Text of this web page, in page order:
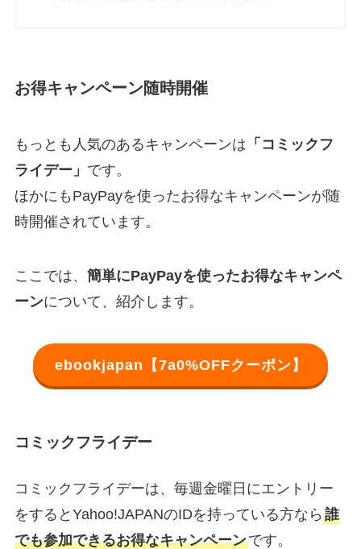
お得キャンペーン随時開催
もっとも人気のあるキャンペーンは 「コミックフ
ライデー」 です。
ほかにもPayPayを使ったお得なキャンペーンが随
時開催されています。
ここでは、 簡単にPayPayを使ったお得なキャンペ
ーンについて、紹介します。
ebookjapan【7a0%OFFクーポン】
コミックフライデー
コミックフライデーは、毎週金曜日にエントリー
をするとYahoo!JAPANのIDを持っている方なら 誰
でも参加できるお得なキャンペーンです。